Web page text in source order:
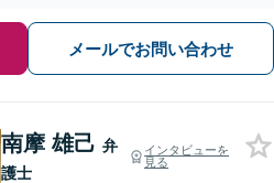
メールでお問い合わせ
南摩 雄己 弁
護士
インタビューを
見る